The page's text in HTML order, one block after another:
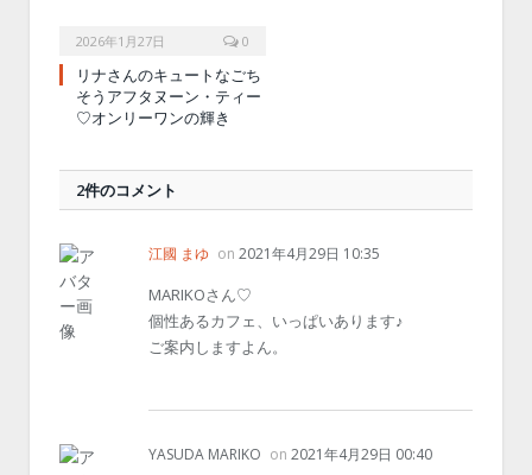
2026年1月27日 0
リナさんのキュートなごち
そうアフタヌーン・ティー
♡オンリーワンの輝き
2件のコメント
江國 まゆ on 2021年4月29日 10:35
MARIKOさん♡
個性あるカフェ、いっぱいあります♪
ご案内しますよん。
YASUDA MARIKO on 2021年4月29日 00:40